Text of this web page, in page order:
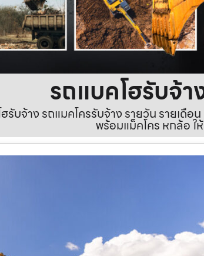
รถแบคโฮรับจ้
รับจ้าง รถแมคโครรับจ้าง รายวัน รายเดื
พร้อมแม็คโคร หกล้อ ให้